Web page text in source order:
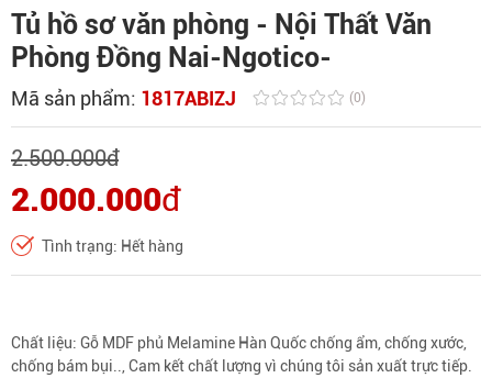
Tủ hồ sơ văn phòng - Nội Thất Văn
Phòng Đồng Nai-Ngotico-
Mã sản phẩm: 1817ABIZJ (0)
2.500.000đ
2.000.000đ
Tình trạng: Hết hàng
Chất liệu: Gỗ MDF phủ Melamine Hàn Quốc chống ẩm, chống xước,
chống bám bụi.., Cam kết chất lượng vì chúng tôi sản xuất trực tiếp.